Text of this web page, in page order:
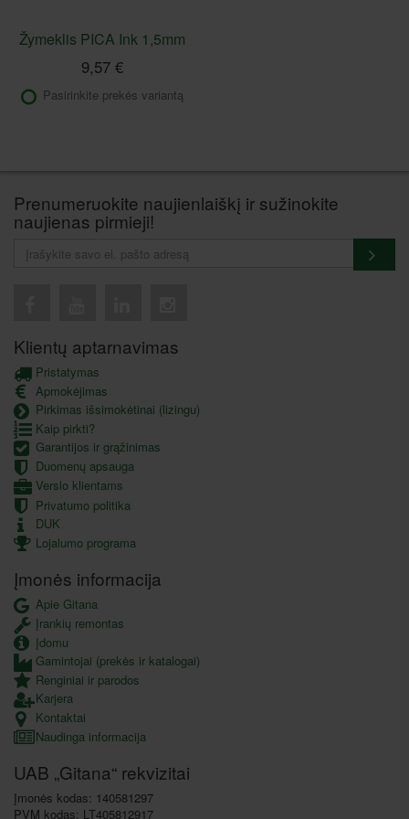
Žymeklis PICA Ink 1,5mm
9,57 €
Pasirinkite prekės variantą
Prenumeruokite naujienlaiškį ir sužinokite
naujienas pirmieji!
Klientų aptarnavimas
Pristatymas
Apmokėjimas
Pirkimas išsimokėtinai (lizingu)
Kaip pirkti?
Garantijos ir grąžinimas
Duomenų apsauga
Verslo klientams
Privatumo politika
DUK
Lojalumo programa
Įmonės informacija
Apie Gitana
Įrankių remontas
Įdomu
Gamintojai (prekės ir katalogai)
Renginiai ir parodos
Karjera
Kontaktai
Naudinga informacija
UAB „Gitana“ rekvizitai
Įmonės kodas: 140581297
PVM kodas: LT405812917